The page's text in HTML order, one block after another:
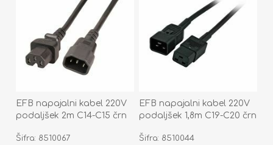
EFB napajalni kabel 220V
podaljšek 2m C14-C15 črn
Šifra: 8510067
EFB napajalni kabel 220V
podaljšek 1,8m C19-C20 črn
Šifra: 8510044